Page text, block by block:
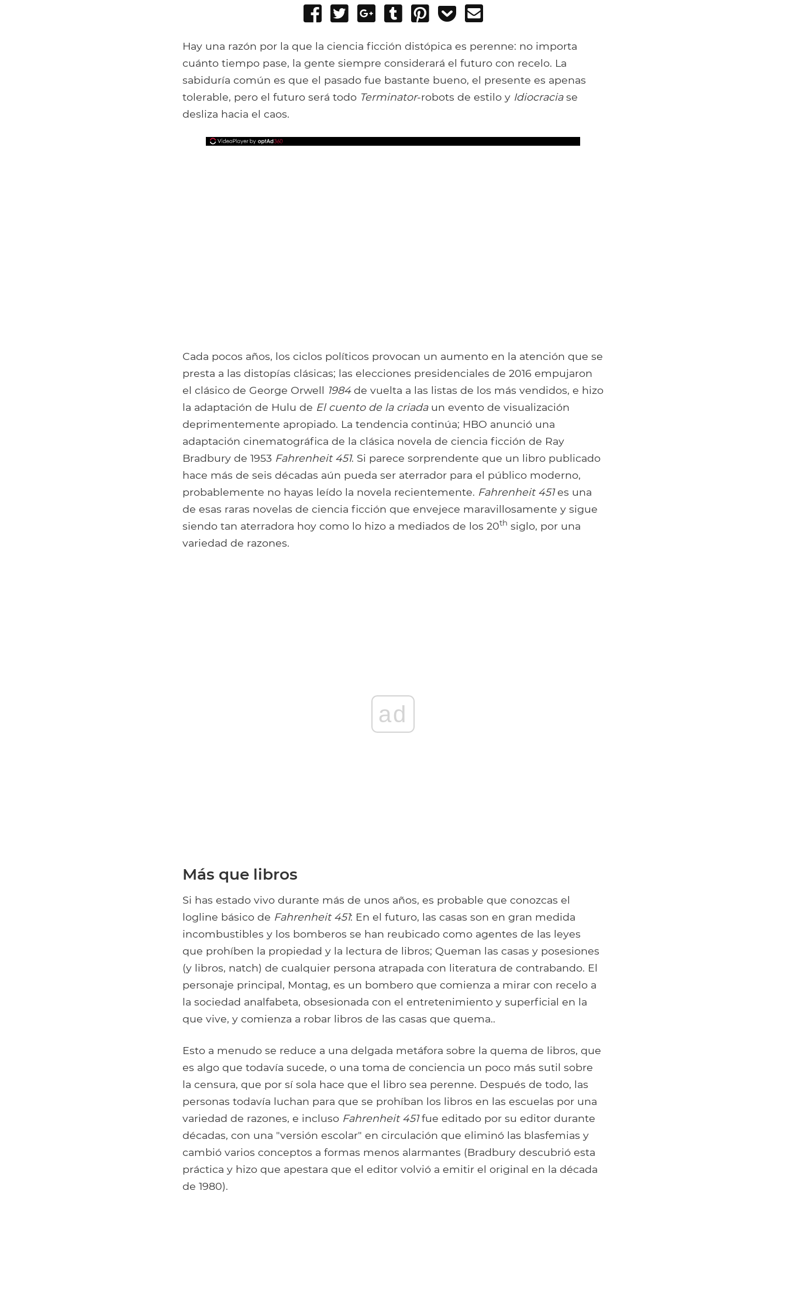
Share
Facebook
Tweet
Share
Google+
Post
Tumblr
Pin
Add
Pocket
Hay una razón por la que la ciencia ficción distópica es perenne: no importa
cuánto tiempo pase, la gente siempre considerará el futuro con recelo. La
sabiduría común es que el pasado fue bastante bueno, el presente es apenas
tolerable, pero el futuro será todo Terminator-robots de estilo y Idiocraciase
desliza hacia el caos.
Cada pocos años, los ciclos políticos provocan un aumento en la atención que se
presta a las distopías clásicas; las elecciones presidenciales de 2016 empujaron
el clásico de George Orwell 1984de vuelta a las listas de los más vendidos, e hizo
la adaptación de Hulu de El cuento de la criadaun evento de visualización
deprimentemente apropiado. La tendencia continúa; HBO anunció una
adaptación cinematográfica de la clásica novela de ciencia ficción de Ray
Bradbury de 1953 Fahrenheit 451. Si parece sorprendente que un libro publicado
hace más de seis décadas aún pueda ser aterrador para el público moderno,
probablemente no hayas leído la novela recientemente. Fahrenheit 451es una
de esas raras novelas de ciencia ficción que envejece maravillosamente y sigue
siendo tan aterradora hoy como lo hizo a mediados de los 20th siglo, por una
variedad de razones.
ad
Más que libros
Si has estado vivo durante más de unos años, es probable que conozcas el
logline básico de Fahrenheit 451: En el futuro, las casas son en gran medida
incombustibles y los bomberos se han reubicado como agentes de las leyes
que prohíben la propiedad y la lectura de libros; Queman las casas y posesiones
(y libros, natch) de cualquier persona atrapada con literatura de contrabando. El
personaje principal, Montag, es un bombero que comienza a mirar con recelo a
la sociedad analfabeta, obsesionada con el entretenimiento y superficial en la
que vive, y comienza a robar libros de las casas que quema..
Esto a menudo se reduce a una delgada metáfora sobre la quema de libros, que
es algo que todavía sucede, o una toma de conciencia un poco más sutil sobre
la censura, que por sí sola hace que el libro sea perenne. Después de todo, las
personas todavía luchan para que se prohíban los libros en las escuelas por una
variedad de razones, e incluso Fahrenheit 451fue editado por su editor durante
décadas, con una "versión escolar" en circulación que eliminó las blasfemias y
cambió varios conceptos a formas menos alarmantes (Bradbury descubrió esta
práctica y hizo que apestara que el editor volvió a emitir el original en la década
de 1980).